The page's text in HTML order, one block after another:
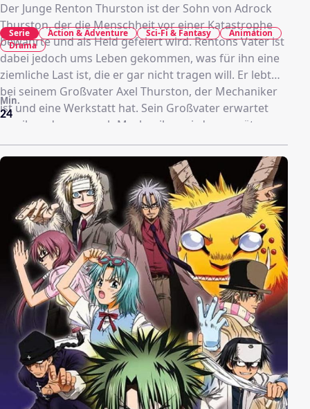
Der Junge Renton Thurston ist der Sohn von Adrock
Thurston, der die Menschheit vor einer Katastrophe
bewahrte und als Held gefeiert wird. Rentons Vater ist
dabei jedoch ums Leben gekommen, was für ihn eine
ziemliche Last ist, die er gar nicht tragen will. Er lebt
bei seinem Großvater Axel Thurston, der Mechaniker
ist und eine Werkstatt hat. Sein Großvater erwartet
von ihm, dass er auch Mechaniker wird, um später
einmal die Werkstatt zu übernehmen. Renton hat aber
andere Pläne. Er möchte mit seinem Board, auf den
sogenannten Trapar-Wellen, durch die Luft reiten, wie
sein großes VorbildHolland. Dieser ist der Anführer
einer Rebellengruppe namens Gekkostate, die mit
ihrem Flugschiff Gekko-Go, die Lüfte unsicher machen.
Eines Tages stürzt ein durch die Luft surfender Mech
in die Werkstatt, der von einem Mädchen mit dem
Namen Eurekagesteuert wird...
24
Min.
Serie Action & Adventure Sci-Fi & Fantasy
Animation
Drama